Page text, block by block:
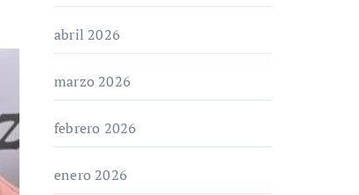
abril 2026
marzo 2026
febrero 2026
enero 2026